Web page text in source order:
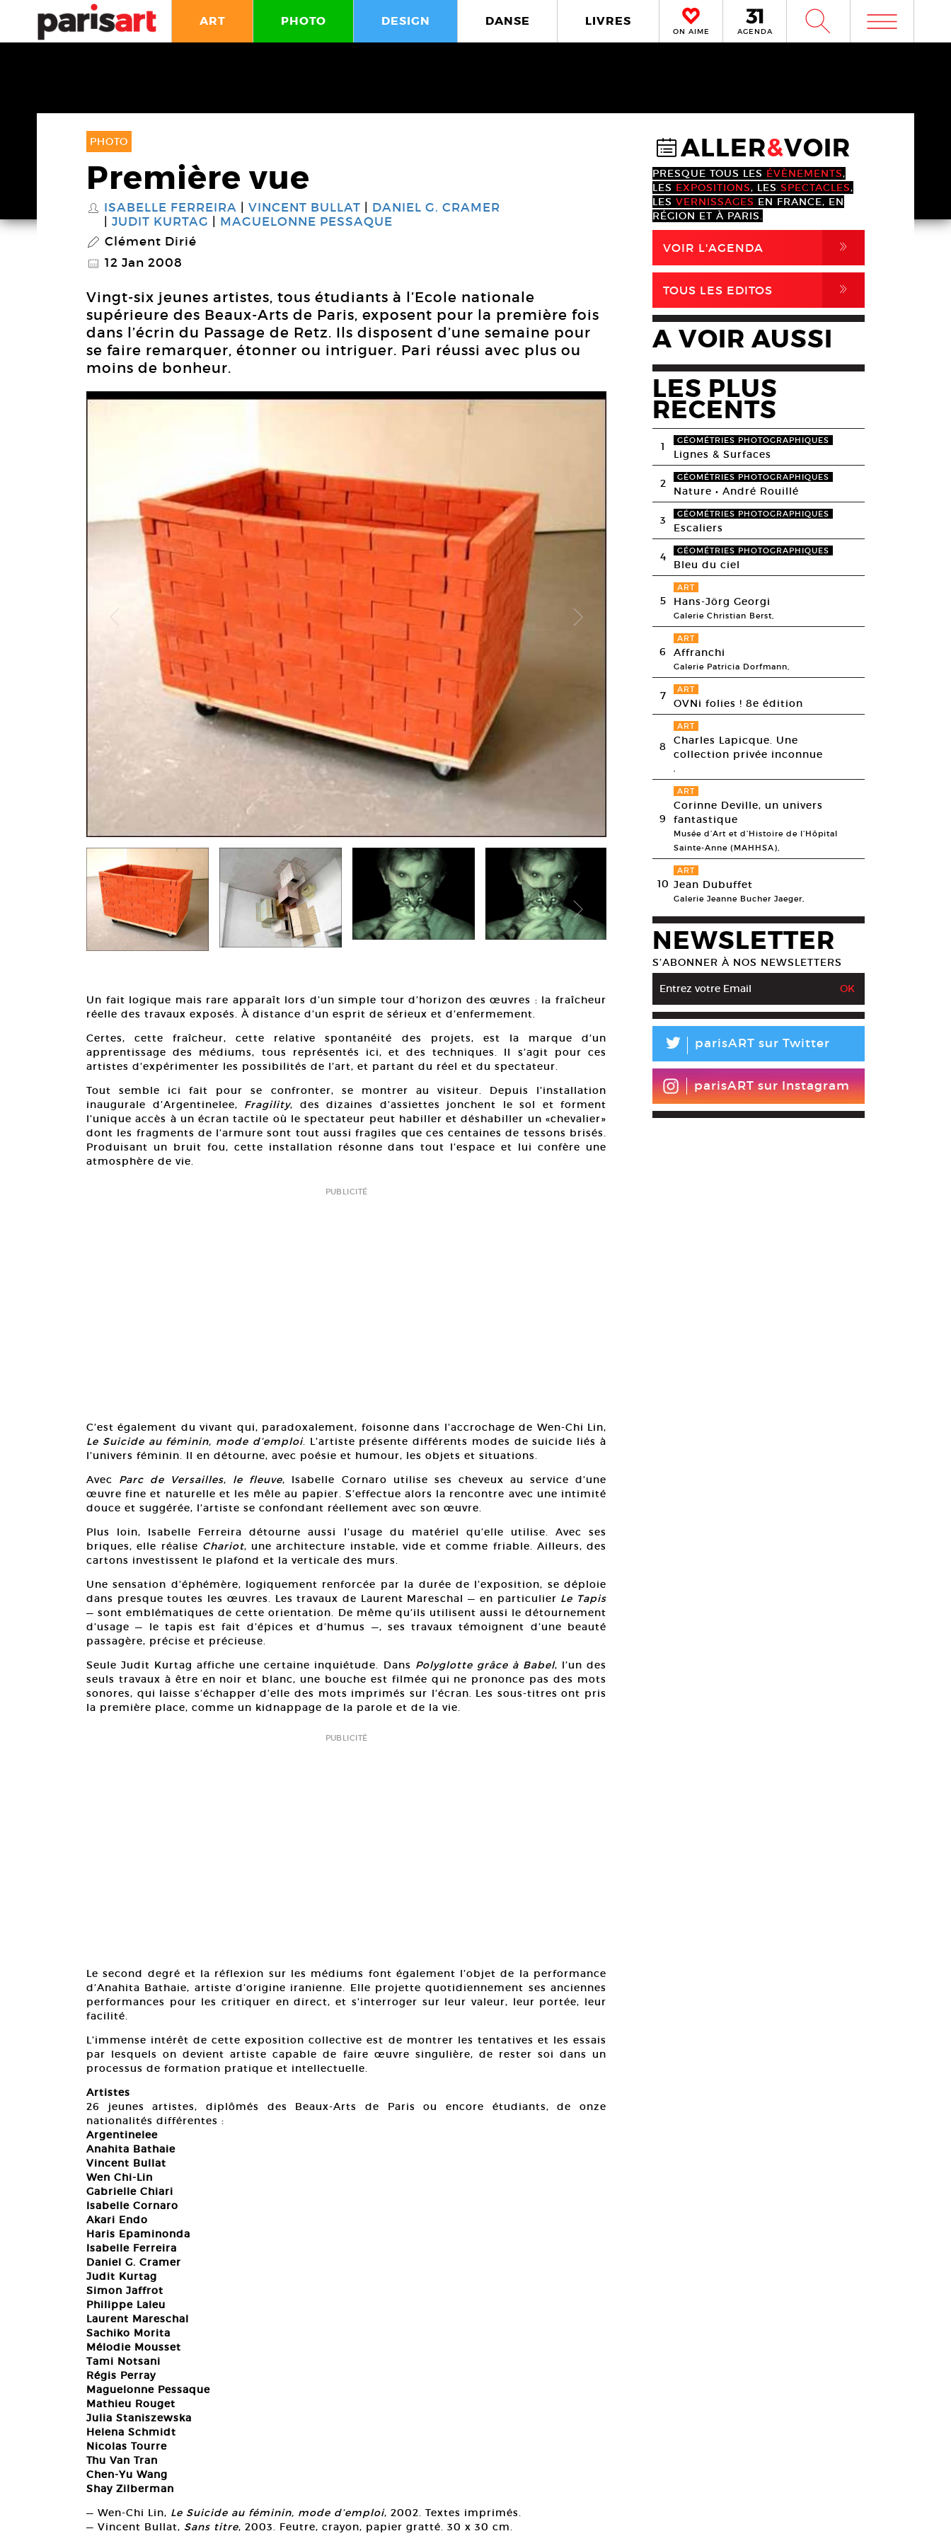
ART PHOTO DESIGN DANSE LIVRES
ON AIME AGENDA W m
PHOTO
Première vue
S ISABELLE FERREIRA VINCENT BULLAT
DANIEL G. CRAMER
JUDIT KURTAG
MAGUELONNE PESSAQUE
P Clément Dirié
@ 12 Jan 2008
Vingt-six jeunes artistes, tous étudiants à l’Ecole nationale
supérieure des Beaux-Arts de Paris, exposent pour la première fois
dans l’écrin du Passage de Retz. Ils disposent d’une semaine pour
se faire remarquer, étonner ou intriguer. Pari réussi avec plus ou
moins de bonheur.
Un fait logique mais rare apparaît lors d’un simple tour d’horizon des œuvres : la fraîcheur
réelle des travaux exposés. À distance d’un esprit de sérieux et d’enfermement.
Certes, cette fraîcheur, cette relative spontanéité des projets, est la marque d’un
apprentissage des médiums, tous représentés ici, et des techniques. Il s’agit pour ces
artistes d’expérimenter les possibilités de l’art, et partant du réel et du spectateur.
Tout semble ici fait pour se confronter, se montrer au visiteur. Depuis l’installation
inaugurale d’Argentinelee, Fragility, des dizaines d’assiettes jonchent le sol et forment
l’unique accès à un écran tactile où le spectateur peut habiller et déshabiller un «chevalier»
dont les fragments de l’armure sont tout aussi fragiles que ces centaines de tessons brisés.
Produisant un bruit fou, cette installation résonne dans tout l’espace et lui confère une
atmosphère de vie.
PUBLICITÉ
C’est également du vivant qui, paradoxalement, foisonne dans l’accrochage de Wen-Chi Lin,
Le Suicide au féminin, mode d’emploi. L’artiste présente différents modes de suicide liés à
l’univers féminin. Il en détourne, avec poésie et humour, les objets et situations.
Avec Parc de Versailles, le fleuve, Isabelle Cornaro utilise ses cheveux au service d’une
œuvre fine et naturelle et les mêle au papier. S’effectue alors la rencontre avec une intimité
douce et suggérée, l’artiste se confondant réellement avec son œuvre.
Plus loin, Isabelle Ferreira détourne aussi l’usage du matériel qu’elle utilise. Avec ses
briques, elle réalise Chariot, une architecture instable, vide et comme friable. Ailleurs, des
cartons investissent le plafond et la verticale des murs.
Une sensation d’éphémère, logiquement renforcée par la durée de l’exposition, se déploie
dans presque toutes les œuvres. Les travaux de Laurent Mareschal — en particulier Le Tapis
— sont emblématiques de cette orientation. De même qu’ils utilisent aussi le détournement
d’usage — le tapis est fait d’épices et d’humus —, ses travaux témoignent d’une beauté
passagère, précise et précieuse.
Seule Judit Kurtag affiche une certaine inquiétude. Dans Polyglotte grâce à Babel, l’un des
seuls travaux à être en noir et blanc, une bouche est filmée qui ne prononce pas des mots
sonores, qui laisse s’échapper d’elle des mots imprimés sur l’écran. Les sous-titres ont pris
la première place, comme un kidnappage de la parole et de la vie.
PUBLICITÉ
Le second degré et la réflexion sur les médiums font également l’objet de la performance
d’Anahita Bathaie, artiste d’origine iranienne. Elle projette quotidiennement ses anciennes
performances pour les critiquer en direct, et s’interroger sur leur valeur, leur portée, leur
facilité.
L’immense intérêt de cette exposition collective est de montrer les tentatives et les essais
par lesquels on devient artiste capable de faire œuvre singulière, de rester soi dans un
processus de formation pratique et intellectuelle.
Artistes
26 jeunes artistes, diplômés des Beaux-Arts de Paris ou encore étudiants, de onze
nationalités différentes :
Argentinelee
Anahita Bathaie
Vincent Bullat
Wen Chi-Lin
Gabrielle Chiari
Isabelle Cornaro
Akari Endo
Haris Epaminonda
Isabelle Ferreira
Daniel G. Cramer
Judit Kurtag
Simon Jaffrot
Philippe Laleu
Laurent Mareschal
Sachiko Morita
Mélodie Mousset
Tami Notsani
Régis Perray
Maguelonne Pessaque
Mathieu Rouget
Julia Staniszewska
Helena Schmidt
Nicolas Tourre
Thu Van Tran
Chen-Yu Wang
Shay Zilberman
— Wen-Chi Lin, Le Suicide au féminin, mode d’emploi, 2002. Textes imprimés.
— Vincent Bullat, Sans titre, 2003. Feutre, crayon, papier gratté. 30 x 30 cm.
@ALLER&VOIR
PRESQUE TOUS LES ÉVÈNEMENTS,
LES EXPOSITIONS, LES SPECTACLES,
LES VERNISSAGES EN FRANCE, EN
RÉGION ET À PARIS.
VOIR L'AGENDA ,
TOUS LES EDITOS ,
A VOIR AUSSI
LES PLUS
RECENTS
1 GÉOMÉTRIES PHOTOGRAPHIQUES
Lignes & Surfaces
2 GÉOMÉTRIES PHOTOGRAPHIQUES
Nature • André Rouillé
3 GÉOMÉTRIES PHOTOGRAPHIQUES
Escaliers
4 GÉOMÉTRIES PHOTOGRAPHIQUES
Bleu du ciel
5
ART
Hans-Jörg Georgi
Galerie Christian Berst,
6
ART
Affranchi
Galerie Patricia Dorfmann,
7 ART
OVNi folies ! 8e édition
8
ART
Charles Lapicque. Une
collection privée inconnue
,
9
ART
Corinne Deville, un univers
fantastique
Musée d’Art et d’Histoire de l’Hôpital
Sainte-Anne (MAHHSA),
10
ART
Jean Dubuffet
Galerie Jeanne Bucher Jaeger,
NEWSLETTER
S’ABONNER À NOS NEWSLETTERS
L parisART sur Twitter
parisART sur Instagram